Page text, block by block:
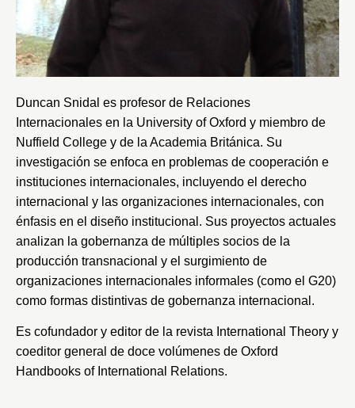
Duncan Snidal es profesor de Relaciones
Internacionales en la University of Oxford y miembro de
Nuffield College y de la Academia Británica. Su
investigación se enfoca en problemas de cooperación e
instituciones internacionales, incluyendo el derecho
internacional y las organizaciones internacionales, con
énfasis en el diseño institucional. Sus proyectos actuales
analizan la gobernanza de múltiples socios de la
producción transnacional y el surgimiento de
organizaciones internacionales informales (como el G20)
como formas distintivas de gobernanza internacional.
Es cofundador y editor de la revista International Theory y
coeditor general de doce volúmenes de Oxford
Handbooks of International Relations.